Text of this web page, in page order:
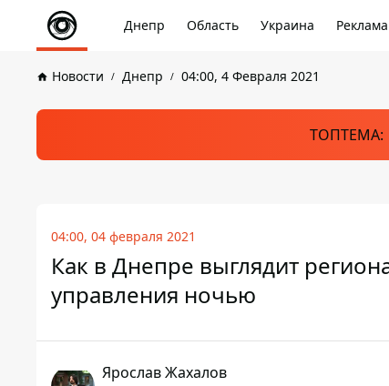
Днепр Область Украина Реклама
Новости Днепр 04:00, 4 Февраля 2021
ТОПТЕМА:
04:00, 04 февраля 2021
Как в Днепре выглядит
управления ночью
Ярослав Жахалов